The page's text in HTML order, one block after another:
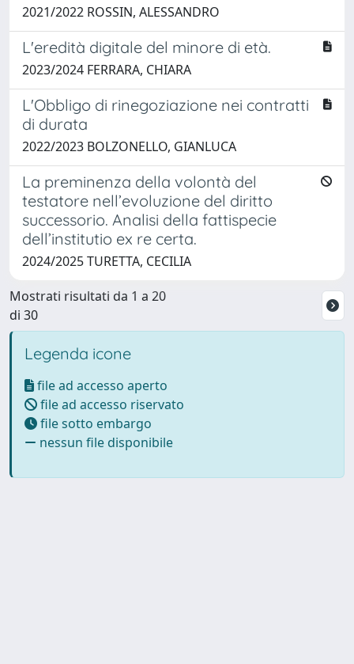
2021/2022 ROSSIN, ALESSANDRO
L'eredità digitale del minore di età.
2023/2024 FERRARA, CHIARA
L'Obbligo di rinegoziazione nei contratti
di durata
2022/2023 BOLZONELLO, GIANLUCA
La preminenza della volontà del
testatore nell’evoluzione del diritto
successorio. Analisi della fattispecie
dell’institutio ex re certa.
2024/2025 TURETTA, CECILIA
Mostrati risultati da 1 a 20
di 30
Legenda icone
file ad accesso aperto
file ad accesso riservato
file sotto embargo
nessun file disponibile